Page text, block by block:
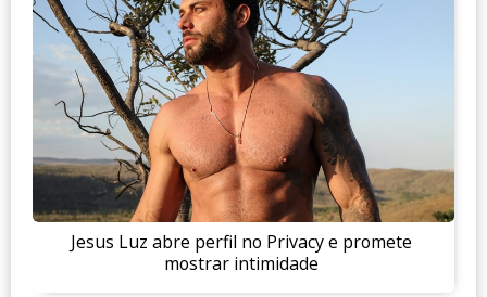
Jesus Luz abre perfil no Privacy e promete
mostrar intimidade